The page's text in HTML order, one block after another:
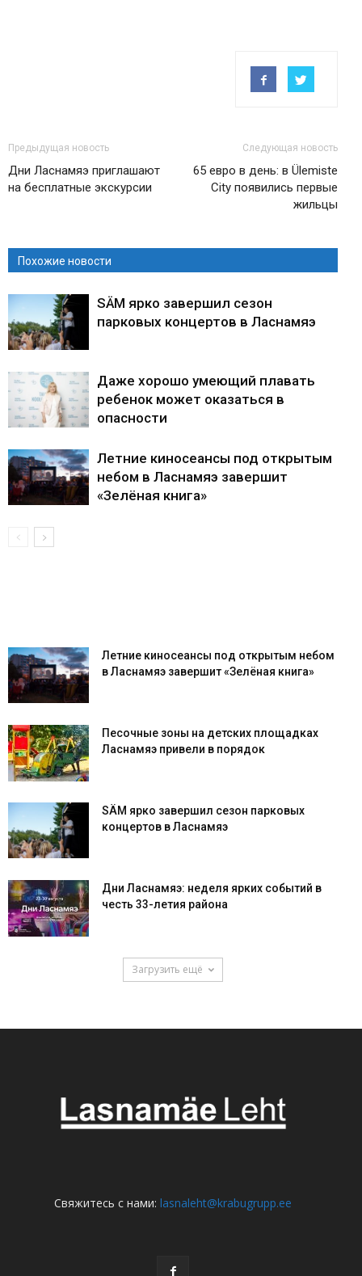
Предыдущая новость
Дни Ласнамяэ приглашают
на бесплатные экскурсии
Следующая новость
65 евро в день: в Ülemiste
City появились первые
жильцы
Похожие новости
SÄM ярко завершил сезон
парковых концертов в Ласнамяэ
Даже хорошо умеющий плавать
ребенок может оказаться в
опасности
Летние киносеансы под открытым
небом в Ласнамяэ завершит
«Зелёная книга»
Летние киносеансы под открытым небом
в Ласнамяэ завершит «Зелёная книга»
Песочные зоны на детских площадках
Ласнамяэ привели в порядок
SÄM ярко завершил сезон парковых
концертов в Ласнамяэ
Дни Ласнамяэ: неделя ярких событий в
честь 33-летия района
Загрузить ещё
Свяжитесь с нами: lasnaleht@krabugrupp.ee